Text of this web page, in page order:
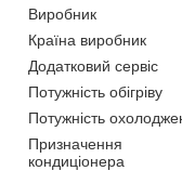
Виробник
Країна виробник
Додатковий сервіс
Потужність обігріву
Потужність
Призначення
кондиціонера